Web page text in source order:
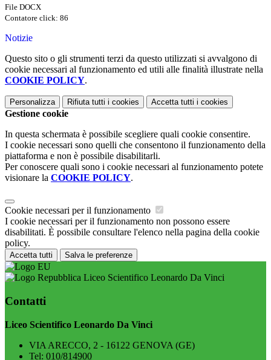
File DOCX
Contatore click: 86
Notizie
Questo sito o gli strumenti terzi da questo utilizzati si avvalgono di
cookie necessari al funzionamento ed utili alle finalità illustrate nella
COOKIE POLICY.
Personalizza Rifiuta tutti i cookies Accetta tutti i cookies
Gestione cookie
In questa schermata è possibile scegliere quali cookie consentire.
I cookie necessari sono quelli che consentono il funzionamento della
piattaforma e non è possibile disabilitarli.
Per conoscere quali sono i cookie necessari al funzionamento potete
visionare la COOKIE POLICY.
Cookie necessari per il funzionamento
I cookie necessari per il funzionamento non possono essere
disabilitati. È possibile consultare l'elenco nella pagina della cookie
policy.
Accetta tutti Salva le preferenze
Liceo Scientifico Leonardo Da Vinci
Contatti
Liceo Scientifico Leonardo Da Vinci
VIA ARECCO, 2 - 16122 GENOVA (GE)
Tel: 010/814900